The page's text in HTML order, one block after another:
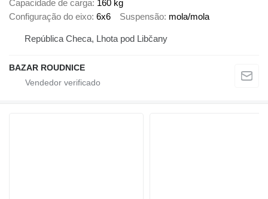
Capacidade de carga 160 kg
Configuração do eixo 6x6 Suspensão mola/mola
República Checa, Lhota pod Libčany
BAZAR ROUDNICE